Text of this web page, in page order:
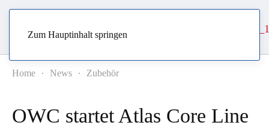
Zum Hauptinhalt springen
Home News Zubehör
OWC startet Atlas Core Line